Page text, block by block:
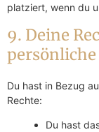
platziert, wenn du
9. Deine
persönliche
Du hast in Bezug
Rechte:
Du hast